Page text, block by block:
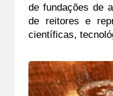
de fundações de
de reitores e
científicas,